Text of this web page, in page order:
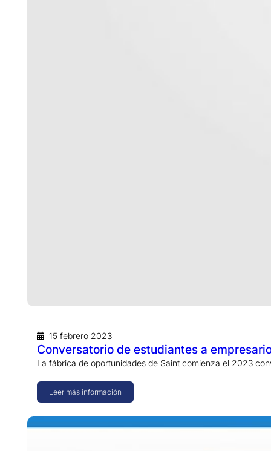
15 febrero 2023
Conversatorio de estudiantes a
La fábrica de oportunidades de Saint comienza el 2023
Leer más información